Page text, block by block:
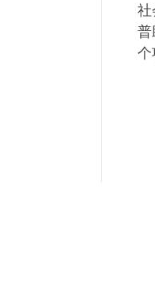
社
普
个